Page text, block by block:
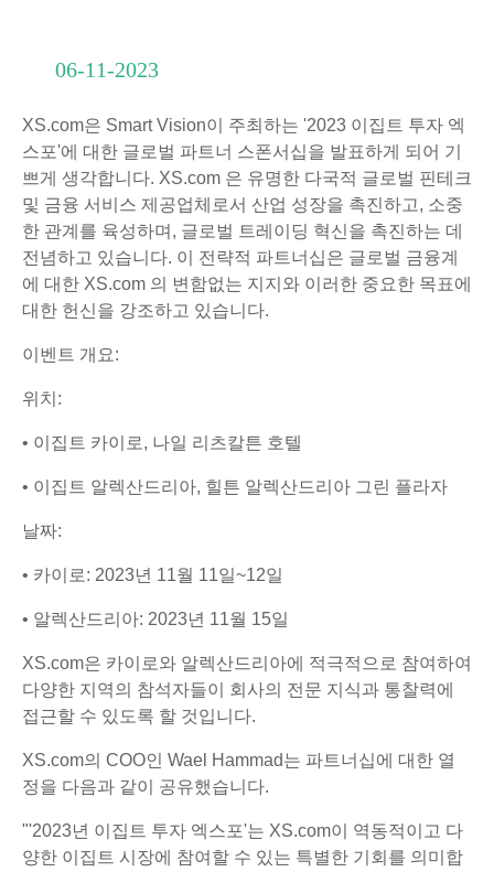
06-11-2023
XS.com은 Smart Vision이 주최하는 '2023 이집트 투자 엑
스포'에 대한 글로벌 파트너 스폰서십을 발표하게 되어 기
쁘게 생각합니다. XS.com 은 유명한 다국적 글로벌 핀테크
및 금융 서비스 제공업체로서 산업 성장을 촉진하고, 소중
한 관계를 육성하며, 글로벌 트레이딩 혁신을 촉진하는 데
전념하고 있습니다. 이 전략적 파트너십은 글로벌 금융계
에 대한 XS.com 의 변함없는 지지와 이러한 중요한 목표에
대한 헌신을 강조하고 있습니다.
이벤트 개요:
위치:
• 이집트 카이로, 나일 리츠칼튼 호텔
• 이집트 알렉산드리아, 힐튼 알렉산드리아 그린 플라자
날짜:
• 카이로: 2023년 11월 11일~12일
• 알렉산드리아: 2023년 11월 15일
XS.com은 카이로와 알렉산드리아에 적극적으로 참여하여
다양한 지역의 참석자들이 회사의 전문 지식과 통찰력에
접근할 수 있도록 할 것입니다.
XS.com의 COO인 Wael Hammad는 파트너십에 대한 열
정을 다음과 같이 공유했습니다.
"'2023년 이집트 투자 엑스포'는 XS.com이 역동적이고 다
양한 이집트 시장에 참여할 수 있는 특별한 기회를 의미합